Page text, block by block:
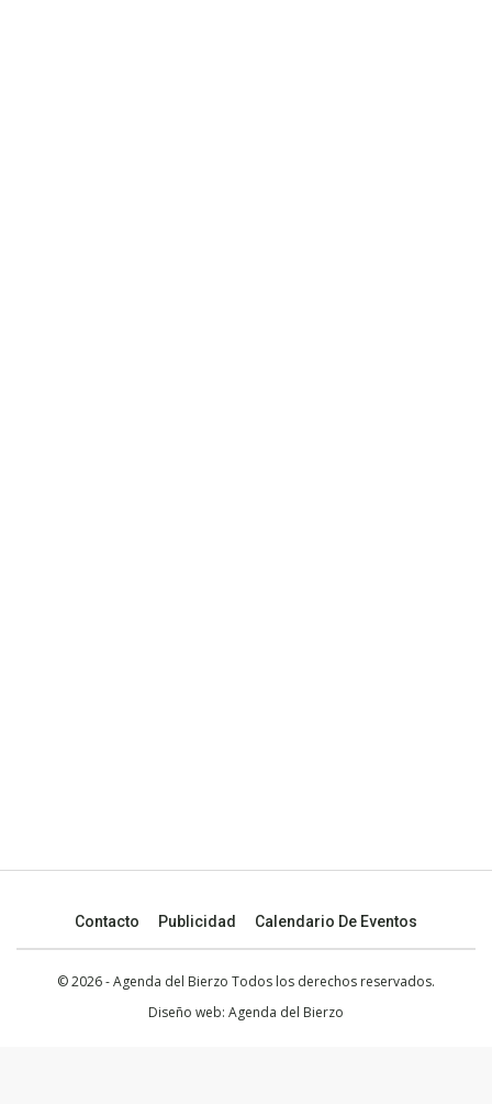
Contacto Publicidad Calendario De Eventos
© 2026 - Agenda del Bierzo Todos los derechos reservados.
Diseño web: Agenda del Bierzo